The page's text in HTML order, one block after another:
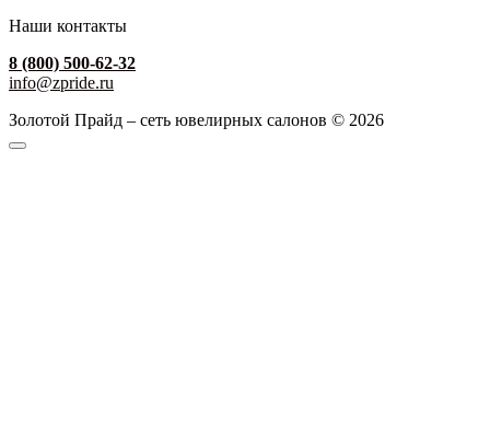
Наши контакты
8 (800) 500-62-32
info@zpride.ru
Золотой Прайд – сеть ювелирных салонов © 2026